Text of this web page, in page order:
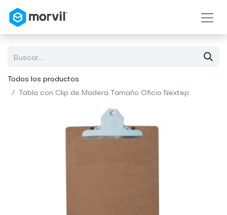
Todos los productos
Tabla con Clip de Madera Tamaño Oficio Nextep